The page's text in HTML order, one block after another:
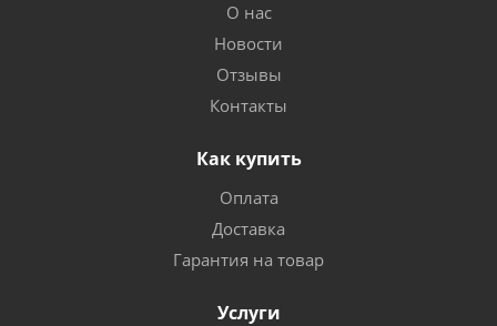
О нас
Новости
Отзывы
Контакты
Как купить
Оплата
Доставка
Гарантия на товар
Услуги